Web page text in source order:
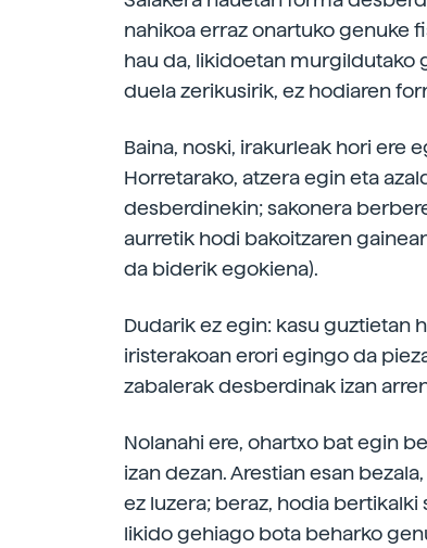
nahikoa erraz onartuko genuke
hau da, likidoetan murgildutako
duela zerikusirik, ez hodiaren
Baina, noski, irakurleak hori ere
Horretarako, atzera egin eta
desberdinekin; sakonera
aurretik hodi bakoitzaren
da biderik egokiena).
Dudarik ez egin: kasu guztietan
iristerakoan erori egingo da
zabalerak desberdinak izan
Nolanahi ere, ohartxo bat egin
izan dezan. Arestian esan
ez luzera; beraz, hodia
likido gehiago bota beharko